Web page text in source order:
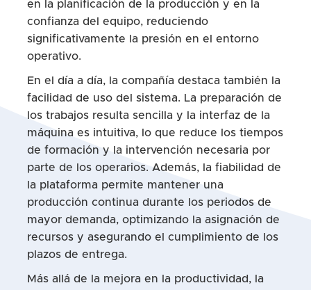
en la planificación de la producción y en la
confianza del equipo, reduciendo
significativamente la presión en el entorno
operativo.
En el día a día, la compañía destaca también la
facilidad de uso del sistema. La preparación de
los trabajos resulta sencilla y la interfaz de la
máquina es intuitiva, lo que reduce los tiempos
de formación y la intervención necesaria por
parte de los operarios. Además, la fiabilidad de
la plataforma permite mantener una
producción continua durante los periodos de
mayor demanda, optimizando la asignación de
recursos y asegurando el cumplimiento de los
plazos de entrega.
Más allá de la mejora en la productividad, la